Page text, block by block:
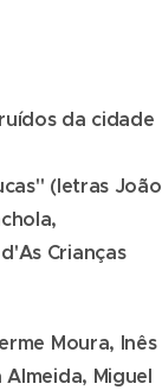
da cidade
(letras João
Crianças
Moura, Inês
Miguel